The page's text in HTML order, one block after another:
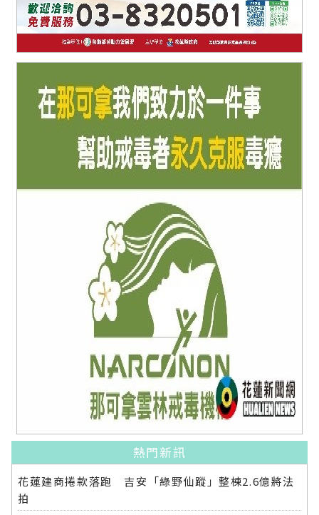
熱門新訊
花蓮建商捲款落跑 吉安「綠野仙蹤」整棟2.6億將法
拍